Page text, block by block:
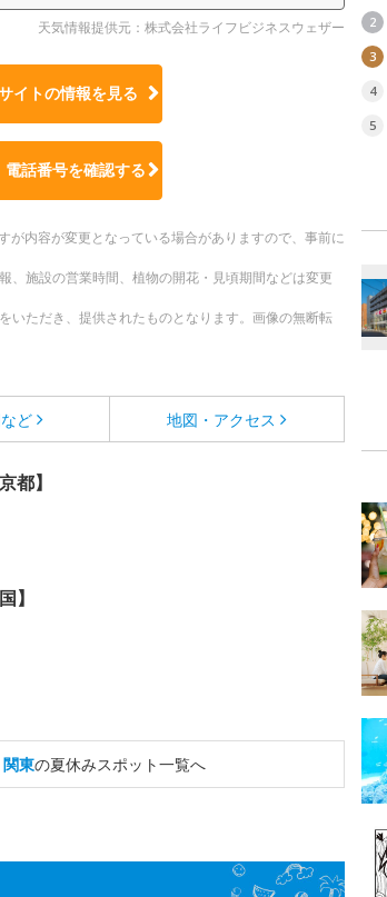
天気情報提供元：株式会社ライフビジネスウェザー
イトの情報を見る
話番号を確認する
内容が変更となっている場合がありますので、事前に
施設の営業時間、植物の開花・見頃期間などは変更
ただき、提供されたものとなります。画像の無断転
ど 地図・アクセス
都】
】
関東の夏休みスポット一覧へ
2
3
4
5